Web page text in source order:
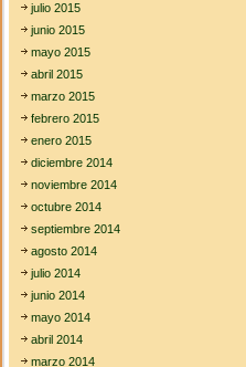
julio 2015
junio 2015
mayo 2015
abril 2015
marzo 2015
febrero 2015
enero 2015
diciembre 2014
noviembre 2014
octubre 2014
septiembre 2014
agosto 2014
julio 2014
junio 2014
mayo 2014
abril 2014
marzo 2014